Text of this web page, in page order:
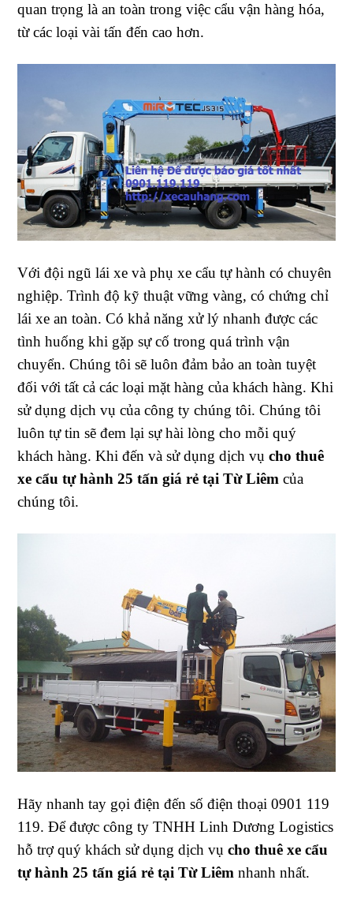
quan trọng là an toàn trong việc cẩu vận hàng hóa,
từ các loại vài tấn đến cao hơn.
Với đội ngũ lái xe và phụ xe cẩu tự hành có chuyên
nghiệp. Trình độ kỹ thuật vững vàng, có chứng chỉ
lái xe an toàn. Có khả năng xử lý nhanh được các
tình huống khi gặp sự cố trong quá trình vận
chuyển. Chúng tôi sẽ luôn đảm bảo an toàn tuyệt
đối với tất cả các loại mặt hàng của khách hàng. Khi
sử dụng dịch vụ của công ty chúng tôi. Chúng tôi
luôn tự tin sẽ đem lại sự hài lòng cho mỗi quý
khách hàng. Khi đến và sử dụng dịch vụcho thuê
xe cẩu tự hành 25 tấn giá rẻ tại Từ Liêm của
chúng tôi.
Hãy nhanh tay gọi điện đến số điện thoại 0901 119
119. Để được công ty TNHH Linh Dương Logistics
hỗ trợ quý khách sử dụng dịch vụcho thuê xe cẩu
tự hành 25 tấn giá rẻ tại Từ Liêm nhanh nhất.